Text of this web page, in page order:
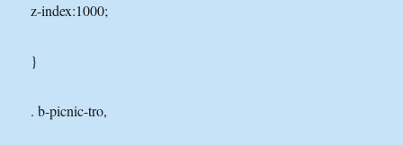
z-index:1000;
}
. b-picnic-tro,